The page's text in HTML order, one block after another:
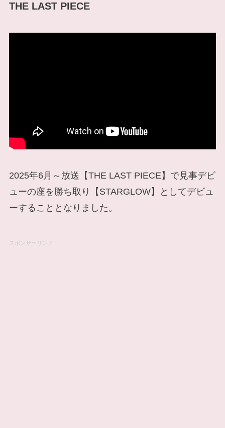
THE LAST PIECE
2025年6月～放送【THE LAST PIECE】で見事デビ
ューの座を勝ち取り【STARGLOW】としてデビュ
ーすることとなりました。
スポンサーリンク